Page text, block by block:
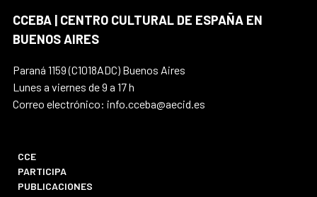
CCEBA | CENTRO CULTURAL DE ESPAÑA EN
BUENOS AIRES
Paraná 1159 (C1018ADC) Buenos Aires
Lunes a viernes de 9 a 17 h
Correo electrónico: info.cceba@aecid.es
CCE
PARTICIPA
PUBLICACIONES